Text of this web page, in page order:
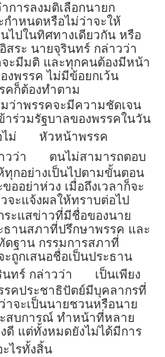
การลงมติเลือกนายก
กำหนดหรือไม่ว่าจะให้
ไปในทิศทางเดียวกัน หรือ
สระ นายจุรินทร์ กล่าวว่า
จะมีมติ และทุกคนต้องมีหน้า
พรรค ไม่มีข้อยกเว้น
คก็ต้องทำตาม
ว่าพรรคจะมีความชัดเจน
าร่วมรัฐบาลของพรรคในวัน
ม่
หัวหน้าพรรค
วว่า
ตนไม่สามารถตอบ
ทุกอย่างเป็นไปตามขั้นตอน
ออย่าห่วง เมื่อถึงเวลาก็จะ
จะแจ้งผลให้ทราบต่อไป
ระแสข่าวที่มีชื่อของนาย
านสภาที่ปรึกษาพรรค และ
ฐาน กรรมการสภาที่
ถูกเสนอชื่อเป็นประธาน
ทร์ กล่าวว่า
เป็นเพียง
รคประชาธิปัตย์มีบุคลากรที่
าจะเป็นนายชวนหรือนาย
บการณ์ ทำหน้าที่หลาย
ดี แต่ทั้งหมดยังไม่ได้มีการ
ไรทั้งสิ้น